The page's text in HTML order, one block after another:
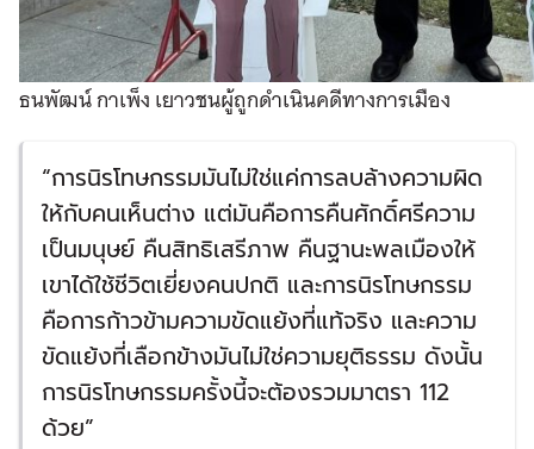
ธนพัฒน์ กาเพ็ง เยาวชนผู้ถูกดำเนินคดีทางการเมือง
“การนิรโทษกรรมมันไม่ใช่แค่การลบล้างความผิด
ให้กับคนเห็นต่าง แต่มันคือการคืนศักดิ์ศรีความ
เป็นมนุษย์ คืนสิทธิเสรีภาพ คืนฐานะพลเมืองให้
เขาได้ใช้ชีวิตเยี่ยงคนปกติ และการนิรโทษกรรม
คือการก้าวข้ามความขัดแย้งที่แท้จริง และความ
ขัดแย้งที่เลือกข้างมันไม่ใช่ความยุติธรรม ดังนั้น
การนิรโทษกรรมครั้งนี้จะต้องรวมมาตรา 112
ด้วย”